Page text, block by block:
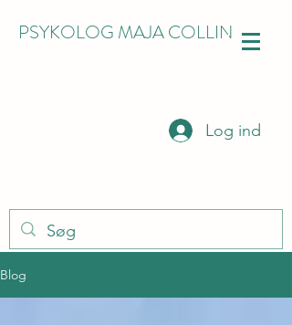
PSYKOLOG MAJA COLLIN
Log ind
Blog